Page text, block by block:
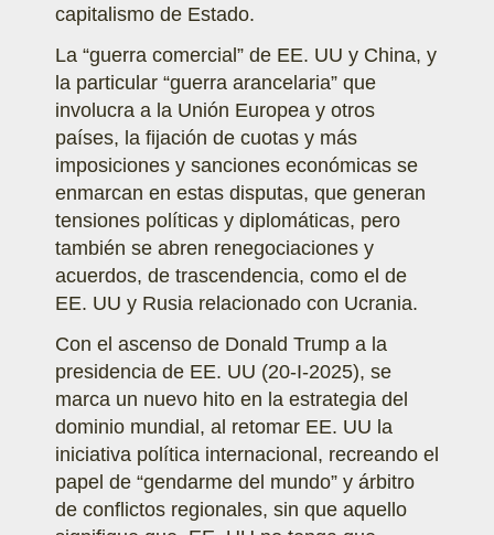
capitalismo de Estado.
La “guerra comercial” de EE. UU y China, y
la particular “guerra arancelaria” que
involucra a la Unión Europea y otros
países, la fijación de cuotas y más
imposiciones y sanciones económicas se
enmarcan en estas disputas, que generan
tensiones políticas y diplomáticas, pero
también se abren renegociaciones y
acuerdos, de trascendencia, como el de
EE. UU y Rusia relacionado con Ucrania.
Con el ascenso de Donald Trump a la
presidencia de EE. UU (20-I-2025), se
marca un nuevo hito en la estrategia del
dominio mundial, al retomar EE. UU la
iniciativa política internacional, recreando el
papel de “gendarme del mundo” y árbitro
de conflictos regionales, sin que aquello